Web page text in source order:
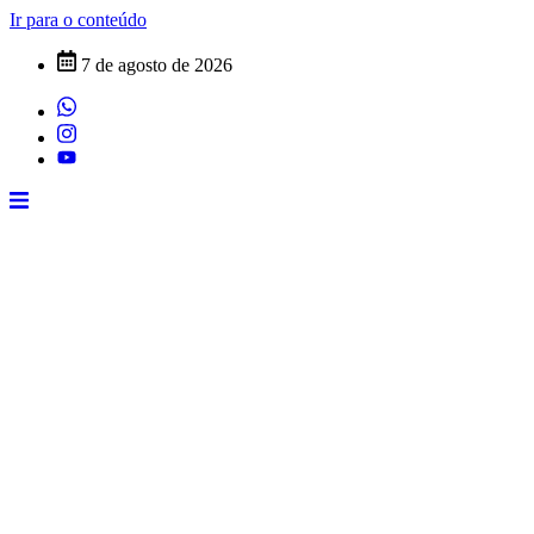
Ir para o conteúdo
7 de agosto de 2026